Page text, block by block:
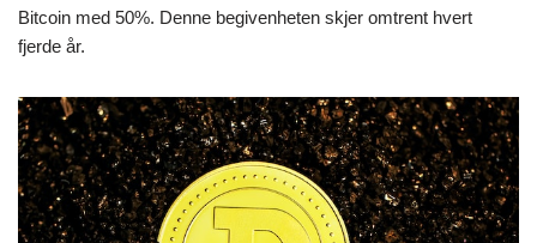
Bitcoin med 50%. Denne begivenheten skjer omtrent hvert
fjerde år.